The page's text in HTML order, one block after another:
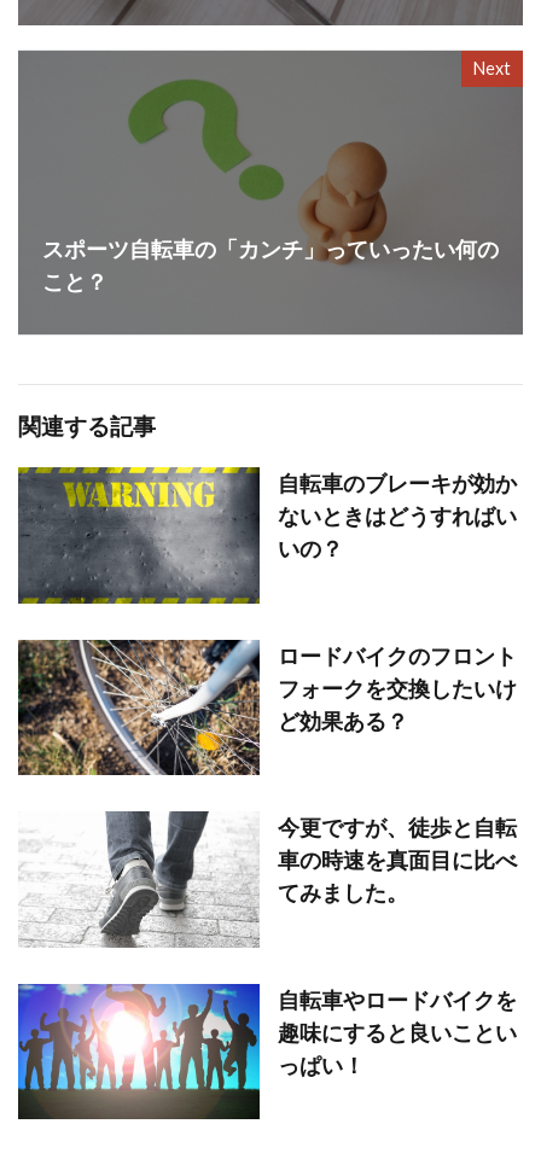
Next
スポーツ自転車の「カンチ」っていったい何の
こと？
関連する記事
自転車のブレーキが効か
ないときはどうすればい
いの？
ロードバイクのフロント
フォークを交換したいけ
ど効果ある？
今更ですが、徒歩と自転
車の時速を真面目に比べ
てみました。
自転車やロードバイクを
趣味にすると良いことい
っぱい！